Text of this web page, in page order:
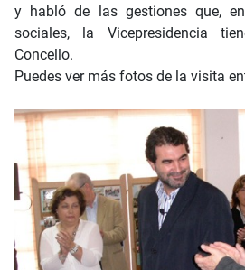
y habló de las gestiones que,
sociales, la Vicepresidencia
Concello.
Puedes ver más fotos de la visita